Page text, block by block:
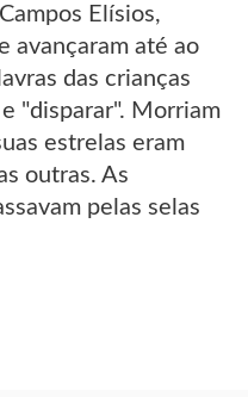
Elísios,
avançaram até ao
das crianças
"disparar". Morriam
estrelas eram
outras. As
pelas selas